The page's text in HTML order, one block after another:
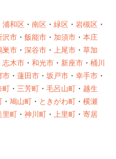
浦和区 ・ 南区 ・ 緑区 ・ 岩槻区 ・
沢市 ・ 飯能市 ・ 加須市 ・ 本庄
巣市 ・ 深谷市 ・ 上尾市 ・ 草加
志木市 ・ 和光市 ・ 新座市 ・ 桶川
市 ・ 蓮田市 ・ 坂戸市 ・ 幸手市 ・
町 ・ 三芳町 ・ 毛呂山町 ・ 越生
・ 鳩山町 ・ ときがわ町 ・ 横瀬
里町 ・ 神川町 ・ 上里町 ・ 寄居